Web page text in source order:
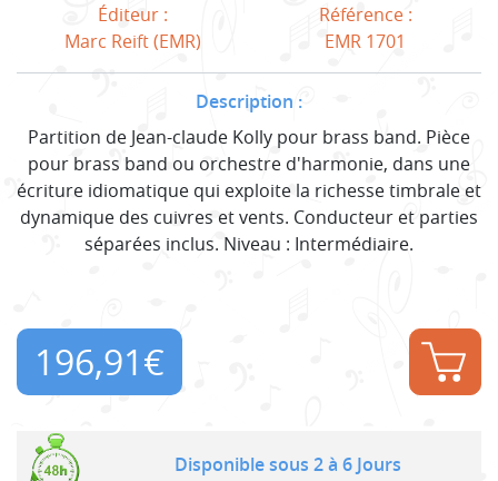
Éditeur :
Marc Reift (EMR)
Référence :
EMR 1701
Description :
Partition de Jean-claude Kolly pour brass band. Pièce
pour brass band ou orchestre d'harmonie, dans une
écriture idiomatique qui exploite la richesse timbrale et
dynamique des cuivres et vents. Conducteur et parties
séparées inclus. Niveau : Intermédiaire.
196,91€
Disponible sous 2 à 6 Jours